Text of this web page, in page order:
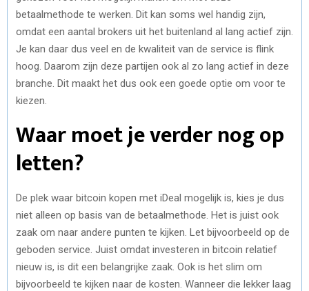
betaalmethode te werken. Dit kan soms wel handig zijn,
omdat een aantal brokers uit het buitenland al lang actief zijn.
Je kan daar dus veel en de kwaliteit van de service is flink
hoog. Daarom zijn deze partijen ook al zo lang actief in deze
branche. Dit maakt het dus ook een goede optie om voor te
kiezen.
Waar moet je verder nog op
letten?
De plek waar bitcoin kopen met iDeal mogelijk is, kies je dus
niet alleen op basis van de betaalmethode. Het is juist ook
zaak om naar andere punten te kijken. Let bijvoorbeeld op de
geboden service. Juist omdat investeren in bitcoin relatief
nieuw is, is dit een belangrijke zaak. Ook is het slim om
bijvoorbeeld te kijken naar de kosten. Wanneer die lekker laag